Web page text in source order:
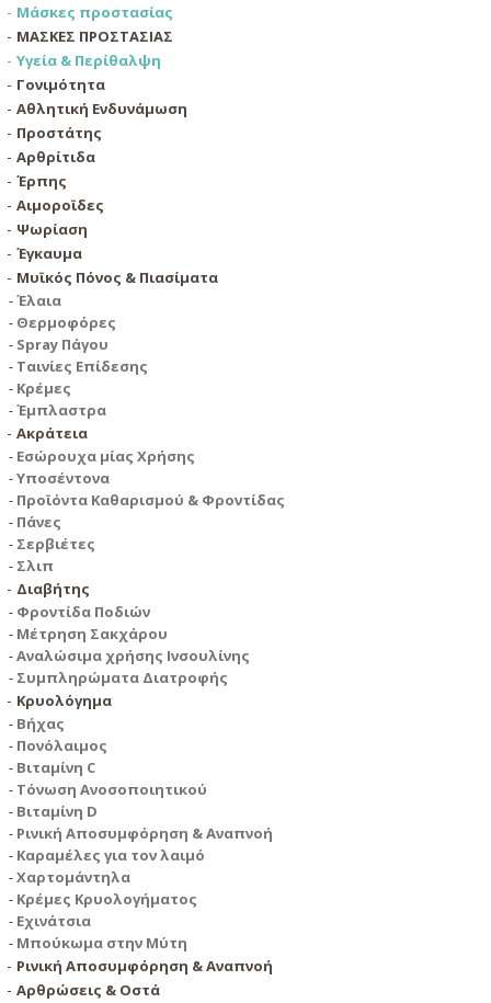
Μάσκες προστασίας
ΜΑΣΚΕΣ ΠΡΟΣΤΑΣΙΑΣ
Υγεία & Περίθαλψη
Γονιμότητα
Αθλητική Ενδυνάμωση
Προστάτης
Αρθρίτιδα
Έρπης
Αιμοροϊδες
Ψωρίαση
Έγκαυμα
Μυϊκός Πόνος & Πιασίματα
Έλαια
Θερμοφόρες
Spray Πάγου
Ταινίες Επίδεσης
Κρέμες
Έμπλαστρα
Ακράτεια
Εσώρουχα μίας Χρήσης
Υποσέντονα
Προϊόντα Καθαρισμού & Φροντίδας
Πάνες
Σερβιέτες
Σλιπ
Διαβήτης
Φροντίδα Ποδιών
Μέτρηση Σακχάρου
Αναλώσιμα χρήσης Ινσουλίνης
Συμπληρώματα Διατροφής
Κρυολόγημα
Βήχας
Πονόλαιμος
Βιταμίνη C
Τόνωση Ανοσοποιητικού
Βιταμίνη D
Ρινική Αποσυμφόρηση & Αναπνοή
Καραμέλες για τον λαιμό
Χαρτομάντηλα
Κρέμες Κρυολογήματος
Εχινάτσια
Μπούκωμα στην Μύτη
Ρινική Αποσυμφόρηση & Αναπνοή
Αρθρώσεις & Οστά